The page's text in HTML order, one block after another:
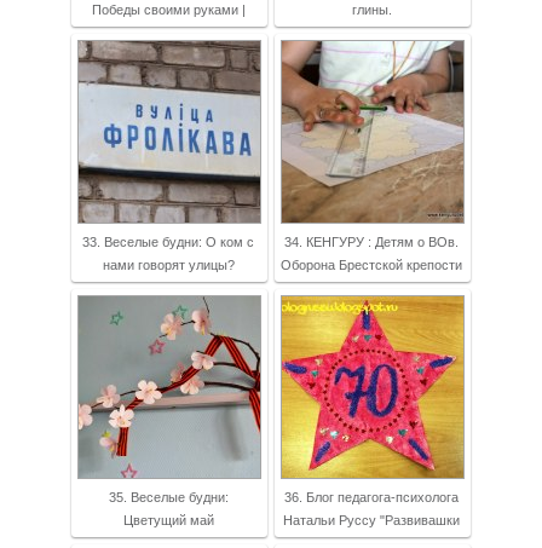
Победы своими руками |
глины.
33. Веселые будни: О ком с
нами говорят улицы?
34. КЕНГУРУ : Детям о ВОв.
Оборона Брестской крепости
35. Веселые будни:
Цветущий май
36. Блог педагога-психолога
Натальи Руссу "Развивашки